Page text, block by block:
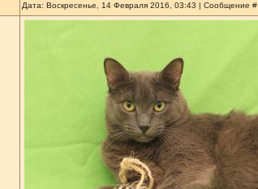
Дата: Воскресенье, 14 Февраля 2016, 03:43 | Сообщение #